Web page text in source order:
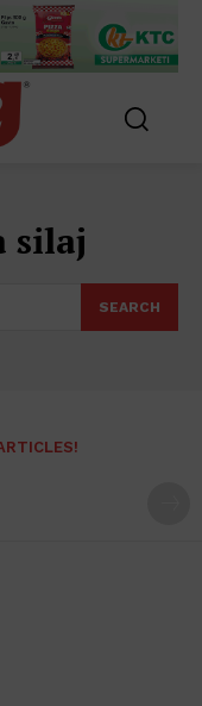
silaj
SEARCH